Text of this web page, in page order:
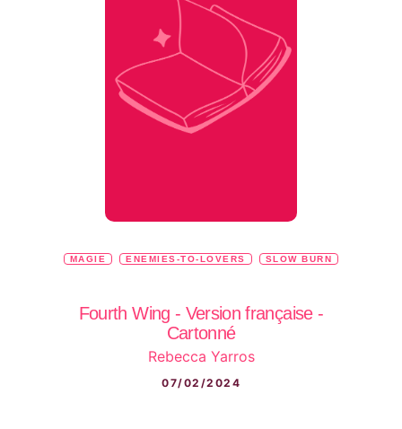
MAGIE ENEMIES-TO-LOVERS SLOW BURN
Fourth Wing - Version française -
Cartonné
Rebecca Yarros
07/02/2024